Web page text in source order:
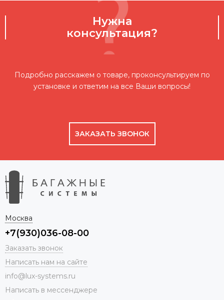
Нужна
консультация?
Подробно расскажем о товаре, проконсультируем по
установке и ответим на все Ваши вопросы!
ЗАКАЗАТЬ ЗВОНОК
Москва
+7(930)036-08-00
Заказать звонок
Написать нам на сайте
info@lux-systems.ru
Написать в мессенджере